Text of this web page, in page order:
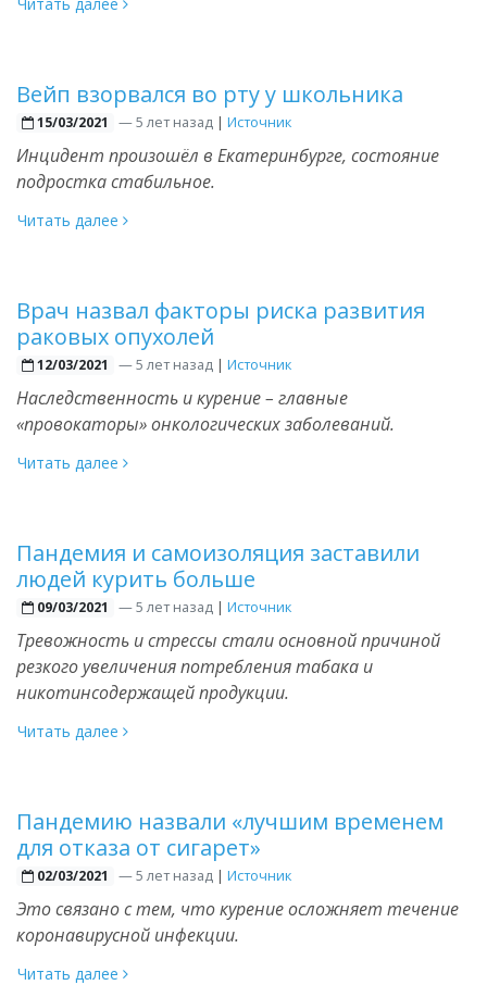
Вейп взорвался во рту у школьника
15/03/2021 —5 лет назад | Источник
Инцидент произошёл в Екатеринбурге, состояние
подростка стабильное.
Читать далее
Врач назвал факторы риска развития
раковых опухолей
12/03/2021 —5 лет назад | Источник
Наследственность и курение – главные
«провокаторы» онкологических заболеваний.
Читать далее
Пандемия и самоизоляция заставили
людей курить больше
09/03/2021 —5 лет назад | Источник
Тревожность и стрессы стали основной причиной
резкого увеличения потребления табака и
никотинсодержащей продукции.
Читать далее
Пандемию назвали «лучшим временем
для отказа от сигарет»
02/03/2021 —5 лет назад | Источник
Это связано с тем, что курение осложняет течение
коронавирусной инфекции.
Читать далее